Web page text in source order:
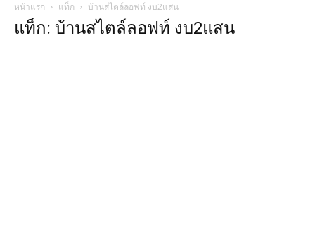
หน้าแรก แท็ก บ้านสไตล์ลอฟท์ งบ2แสน
แท็ก: บ้านสไตล์ลอฟท์ งบ2แสน